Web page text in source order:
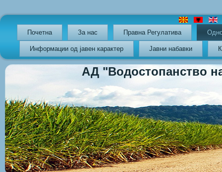
Почетна За нас Правна Регулатива
Информации од јавен карактер Јавни набавки
АД "Водостопанство на